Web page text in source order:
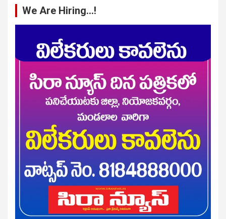
We Are Hiring…!